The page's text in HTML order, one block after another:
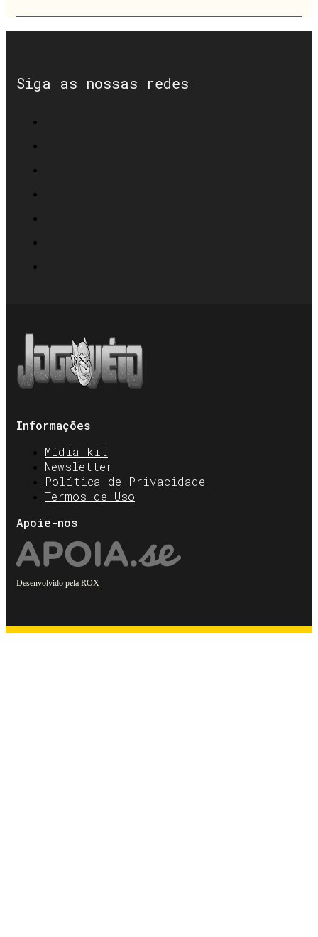
Siga as nossas redes
Informações
Mídia kit
Newsletter
Política de Privacidade
Termos de Uso
Apoie-nos
Desenvolvido pela ROX